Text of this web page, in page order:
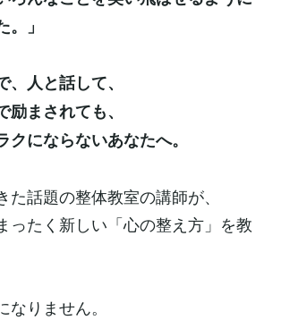
」
人と話して、
まされても、
クにならないあなたへ。
た話題の整体教室の講師が、
ったく新しい「心の整え方」を教
りません。